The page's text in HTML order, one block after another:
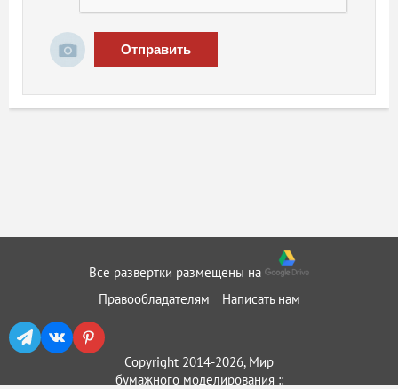
Отправить
Все развертки размещены на
Правообладателям
Написать нам
Copyright 2014-2026, Мир
бумажного моделирования ::